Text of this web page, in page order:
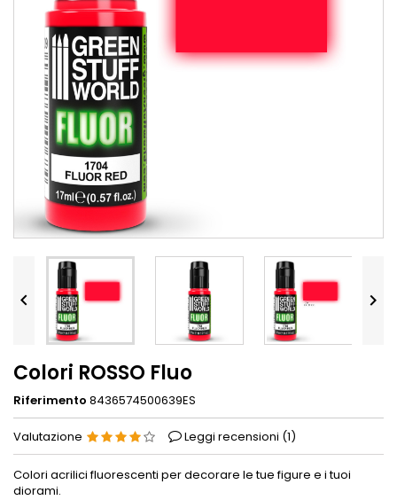
 
Colori ROSSO Fluo
Riferimento 8436574500639ES
Valutazione Leggi recensioni (1)
Colori acrilici fluorescenti per decorare le tue figure e i tuoi
diorami.